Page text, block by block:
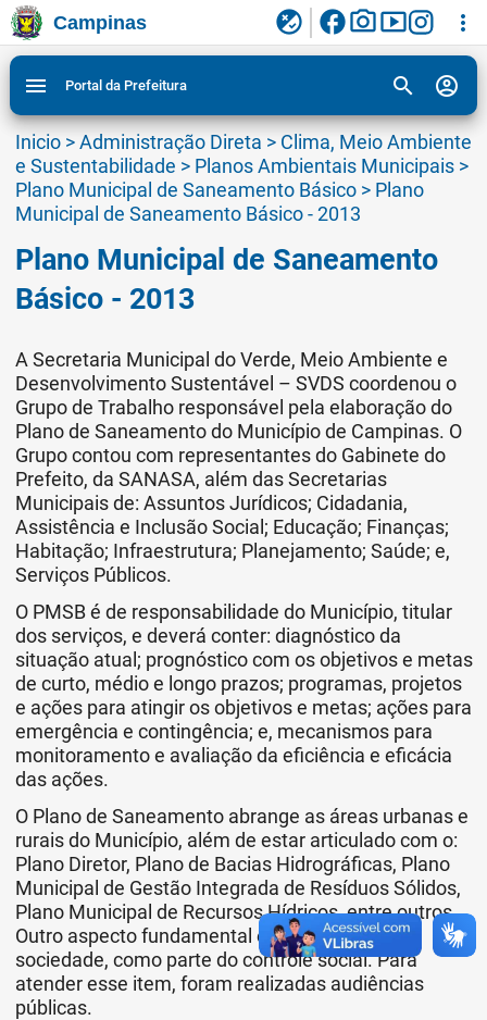
Ir para conteudo
Ir para menu do site da Prefeitura de Campinas
Ligar/Desligar contraste visual de tela para
acessibilidade
3
Campinas flaky facebookphoto_camerasmart_display more_vert
menu Portal da Prefeitura search account_circle
Inicio>Administração Direta > Clima, Meio Ambiente
e Sustentabilidade > Planos Ambientais Municipais >
Plano Municipal de Saneamento Básico > Plano
Municipal de Saneamento Básico - 2013
Plano Municipal de Saneamento
Básico - 2013
A Secretaria Municipal do Verde, Meio Ambiente e
Desenvolvimento Sustentável – SVDS coordenou o
Grupo de Trabalho responsável pela elaboração do
Plano de Saneamento do Município de Campinas. O
Grupo contou com representantes do Gabinete do
Prefeito, da SANASA, além das Secretarias
Municipais de: Assuntos Jurídicos; Cidadania,
Assistência e Inclusão Social; Educação; Finanças;
Habitação; Infraestrutura; Planejamento; Saúde; e,
Serviços Públicos.
O PMSB é de responsabilidade do Município, titular
dos serviços, e deverá conter: diagnóstico da
situação atual; prognóstico com os objetivos e metas
de curto, médio e longo prazos; programas, projetos
e ações para atingir os objetivos e metas; ações para
emergência e contingência; e, mecanismos para
monitoramento e avaliação da eficiência e eficácia
das ações.
O Plano de Saneamento abrange as áreas urbanas e
rurais do Município, além de estar articulado com o:
Plano Diretor, Plano de Bacias Hidrográficas, Plano
Municipal de Gestão Integrada de Resíduos Sólidos,
Plano Municipal de Recursos Hídricos, entre outros.
Outro aspecto fundamental é a participação da
sociedade, como parte do controle social. Para
atender esse item, foram realizadas audiências
públicas.